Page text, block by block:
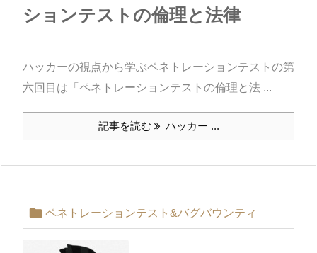
ションテストの倫理と法律
ハッカーの視点から学ぶペネトレーションテストの第
六回目は「ペネトレーションテストの倫理と法 ...
記事を読む ハッカー ...
 ペネトレーションテスト&バグバウンティ